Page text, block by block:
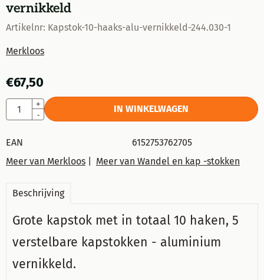
vernikkeld
Artikelnr: Kapstok-10-haaks-alu-vernikkeld-244.030-1
Merkloos
€67,50
Aantal
+
-
IN WINKELWAGEN
EAN
6152753762705
Meer van Merkloos
Meer van Wandel en kap -stokken
Beschrijving
Grote kapstok met in totaal 10 haken, 5
verstelbare kapstokken - aluminium
vernikkeld.